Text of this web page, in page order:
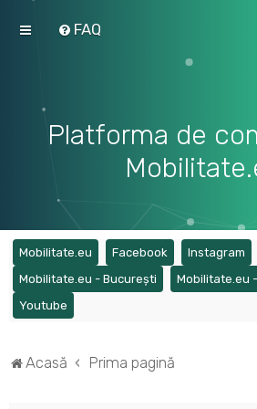
FAQ
Platforma de
Mobilitate.eu (Opens a new tab)
Facebook (Opens a new
Instagram
Mobilitate.eu - București (Opens a new tab)
Mobilitate.eu
Youtube
Acasă Prima pagină